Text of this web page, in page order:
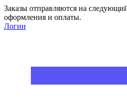
Заказы отправляются на
оформления и оплаты.
Логин